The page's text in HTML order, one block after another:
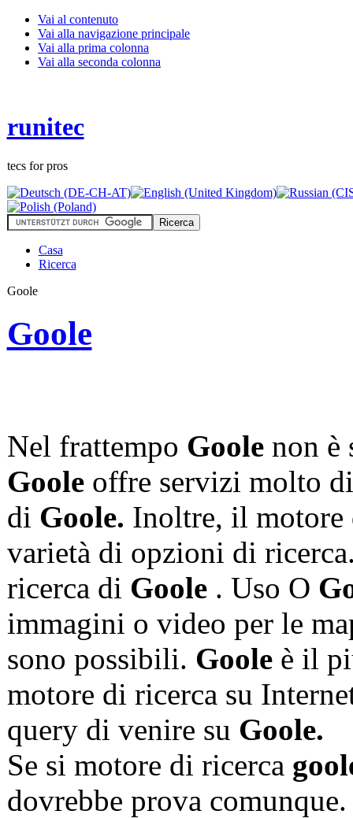
Vai al contenuto
Vai alla navigazione principale
Vai alla prima colonna
Vai alla seconda colonna
runitec
tecs for pros
Casa
Ricerca
Goole
Goole
Nel frattempo Goolenon è
Gooleoffre servizi molto
di Goole. Inoltre, il motore
varietà di opzioni di
ricerca di Goole . Uso O
immagini o video per le
sono possibili. Gooleè il
motore di ricerca su
query di venire su Goole.
Se si motore di ricerca
dovrebbe prova comunque.